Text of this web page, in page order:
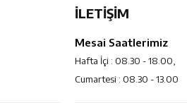
İLETİŞİM
Mesai Saatlerimiz
Hafta İçi : 08.30 - 18.00,
Cumartesi : 08.30 - 13.00